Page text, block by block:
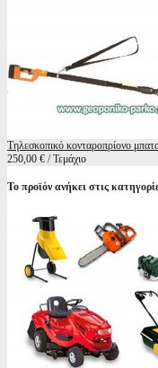
Τηλεσκοπικό κονταροπρίονο
250,00 € / Τεμάχιο
Το προϊόν ανήκει στις